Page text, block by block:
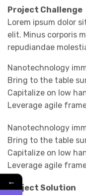
Project Challenge
Lorem ipsum dolor
elit. Minus corporis
repudiandae
Nanotechnology
Bring to the table
Capitalize on low
Leverage agile
Nanotechnology
Bring to the table
Capitalize on low
Leverage agile
Project Solution
←